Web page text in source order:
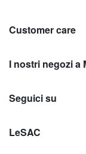
Customer care
I nostri negozi a
Seguici su
LeSAC